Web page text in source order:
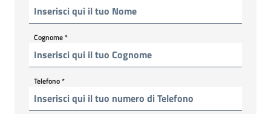
Cognome*
Telefono*